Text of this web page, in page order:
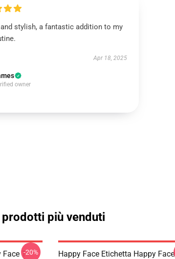
and stylish, a fantastic addition to my
Apr 18, 2025
owner
prodotti più venduti
T--20%
Happy Face Etichetta Happy Face